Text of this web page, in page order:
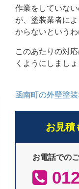
作業をしていな
が、塗装業者に
からないというわ
このあたりの対
くようにしましょ
函南町の外壁塗
お見積
お電話での